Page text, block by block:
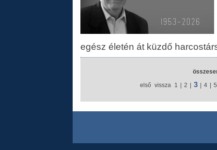
egész életén át küzdő
első vissza 1 | 2 | 3 | 4 | 5